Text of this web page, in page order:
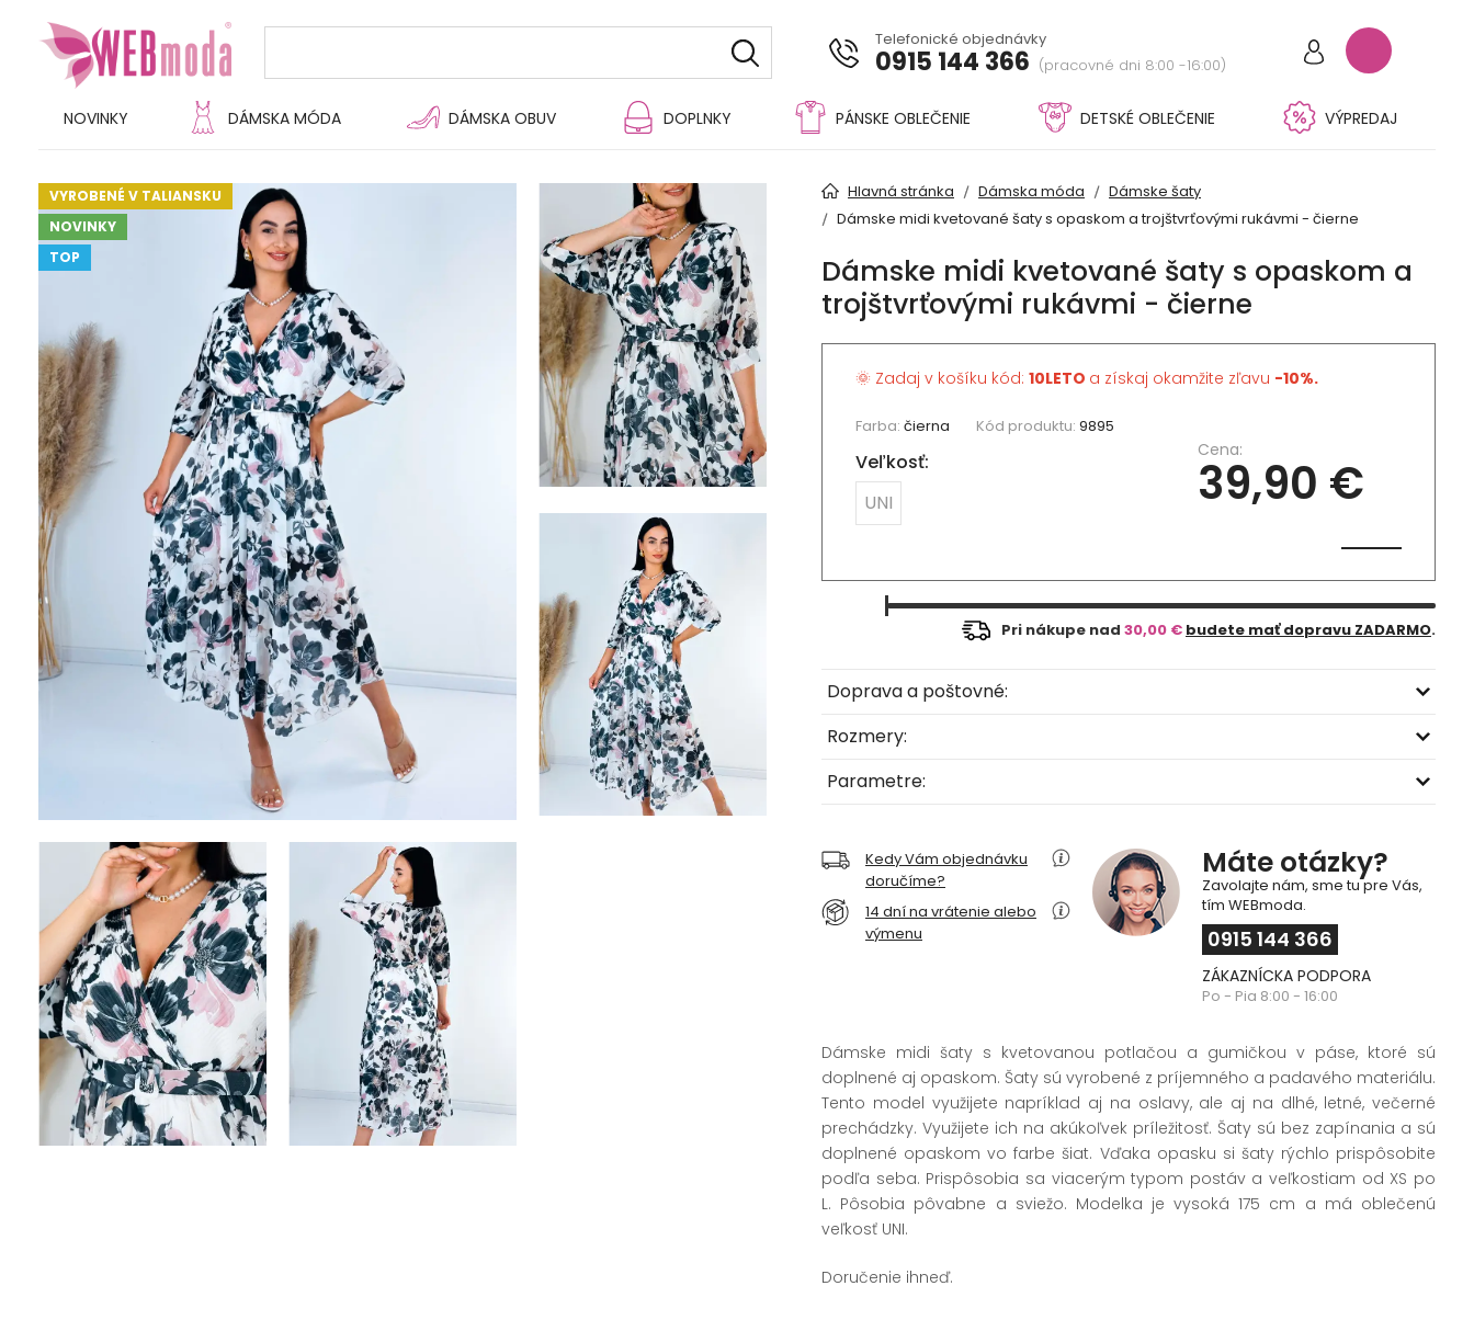
Telefonické objednávky
0915 144 366 (pracovné dni 8:00 -16:00)
NOVINKY DÁMSKA MÓDA DÁMSKA OBUV DOPLNKY PÁNSKE OBLEČENIE DETSKÉ OBLEČENIE VÝPREDAJ
VYROBENÉ V TALIANSKU
NOVINKY
TOP
Hlavná stránka Dámska móda
Dámske šaty
Dámske midi kvetované šaty s opaskom a trojštvrťovými rukávmi - čierne
Dámske midi kvetované šaty s opaskom a
trojštvrťovými rukávmi - čierne
🌞 Zadaj v košíku kód: 10LETO a získaj okamžite zľavu -10%.
Farba: čierna Kód produktu: 9895
Veľkosť:
UNI
Cena:
39,90 €
Pri nákupe nad 30,00 € budete mať dopravu ZADARMO.
Doprava a poštovné:
Rozmery:
Parametre:
Kedy Vám objednávku
doručíme?
14 dní na vrátenie alebo
výmenu
Máte otázky?
Zavolajte nám, sme tu pre Vás,
tím WEBmoda.
0915 144 366
ZÁKAZNÍCKA PODPORA
Po - Pia 8:00 - 16:00
Dámske midi šaty s kvetovanou potlačou a gumičkou v páse, ktoré sú
doplnené aj opaskom. Šaty sú vyrobené z príjemného a padavého materiálu.
Tento model využijete napríklad aj na oslavy, ale aj na dlhé, letné, večerné
prechádzky. Využijete ich na akúkoľvek príležitosť. Šaty sú bez zapínania a sú
doplnené opaskom vo farbe šiat. Vďaka opasku si šaty rýchlo prispôsobite
podľa seba. Prispôsobia sa viacerým typom postáv a veľkostiam od XS po
L. Pôsobia pôvabne a sviežo. Modelka je vysoká 175 cm a má oblečenú
veľkosť UNI.
Doručenie ihneď.